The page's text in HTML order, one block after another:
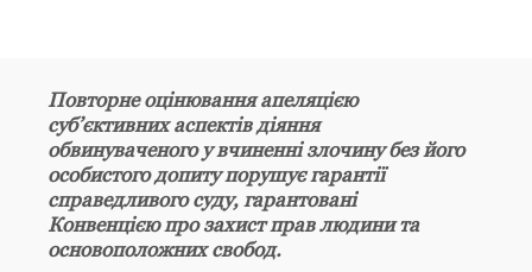
Повторне оцінювання апеляцією
суб’єктивних аспектів діяння
обвинуваченого у вчиненні злочину без його
особистого допиту порушує гарантії
справедливого суду, гарантовані
Конвенцією про захист прав людини та
основоположних свобод.